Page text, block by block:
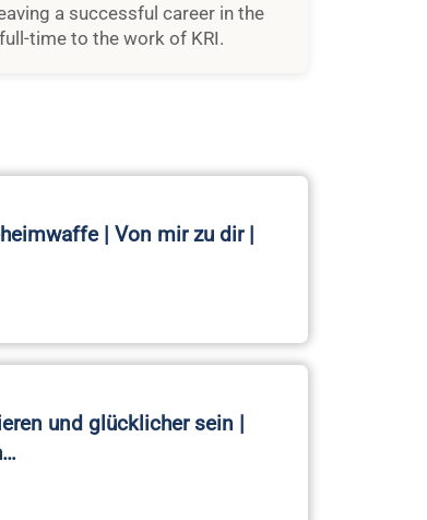
a successful career in the
time to the work of KRI.
| Von mir zu dir |
und glücklicher sein |